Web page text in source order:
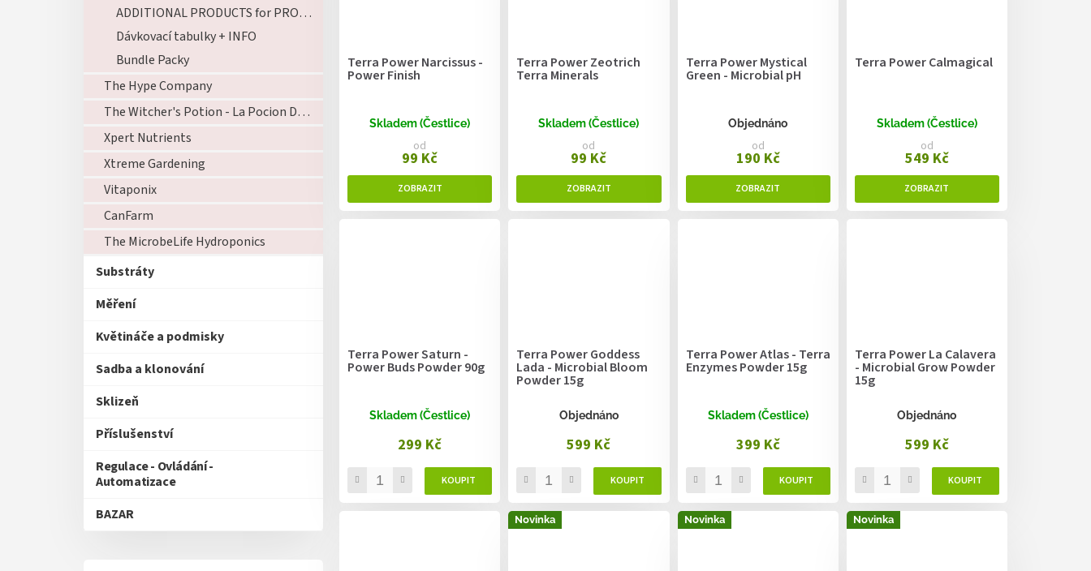
ADDITIONAL PRODUCTS for PROFESSIONAL GROWERS
Dávkovací tabulky + INFO
Bundle Packy
The Hype Company
The Witcher's Potion - La Pocion Del Brujo
Xpert Nutrients
Xtreme Gardening
Vitaponix
CanFarm
The MicrobeLife Hydroponics
Substráty
Měření
Květináče a podmisky
Sadba a klonování
Sklizeň
Příslušenství
Regulace - Ovládání -
Automatizace
BAZAR
Terra Power Narcissus -
Power Finish
Skladem (Čestlice)
od
99 Kč
Terra Power Zeotrich
Terra Minerals
Skladem (Čestlice)
od
99 Kč
Terra Power Mystical
Green - Microbial pH
Objednáno
od
190 Kč
Terra Power Calmagical
Skladem (Čestlice)
od
549 Kč
Terra Power Saturn -
Power Buds Powder 90g
Skladem (Čestlice)
299 Kč
Terra Power Goddess
Lada - Microbial Bloom
Powder 15g
Objednáno
599 Kč
Terra Power Atlas - Terra
Enzymes Powder 15g
Skladem (Čestlice)
399 Kč
Terra Power La Calavera
- Microbial Grow Powder
15g
Objednáno
599 Kč
Novinka Novinka Novinka